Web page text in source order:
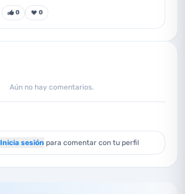
0 0
Aún no hay comentarios.
Inicia sesión para comentar con tu perfil